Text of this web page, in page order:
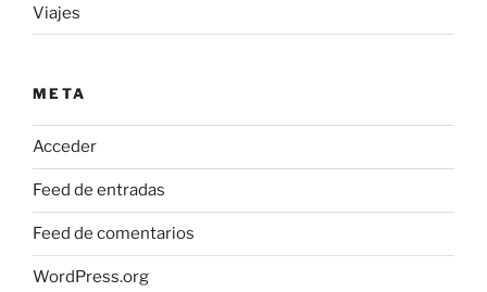
Viajes
META
Acceder
Feed de entradas
Feed de comentarios
WordPress.org